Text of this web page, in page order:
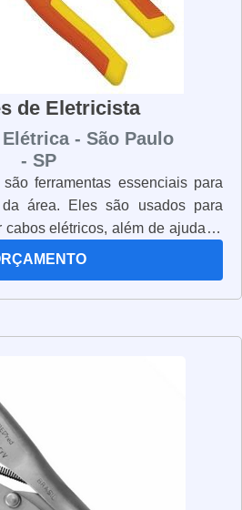
uma ótima opção para qualquer
de Eletricista
- São Paulo
- SP
ferramentas essenciais para
área. Eles são usados para
cabos elétricos, além de ajudar a
componentes elétricos. Os
para garantir que eles possam
para que o profissional possa
equipados com lâminas de aço
à corrosão e à oxidação.
podem ser usados por muito
Os alicates de eletricista são
para qualquer profissional da
para oferecer segurança,